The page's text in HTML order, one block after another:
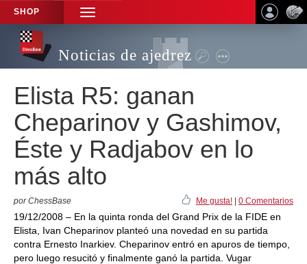
SHOP
TOGGLE
NAVIGATION
Noticias de ajedrez
Elista R5: ganan
Cheparinov y Gashimov,
Éste y Radjabov en lo
más alto
por ChessBase Me gusta! 0 Comentarios
19/12/2008 – En la quinta ronda del Grand Prix de la FIDE en
Elista, Ivan Cheparinov planteó una novedad en su partida
contra Ernesto Inarkiev. Cheparinov entró en apuros de tiempo,
pero luego resucitó y finalmente ganó la partida. Vugar